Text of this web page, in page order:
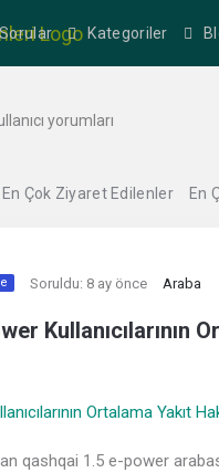
Sorular Kategoriler
yorumları
En Çok Ziyaret Edilenler En
Soruldu: 8 ay önce Araba
Kullanıcılarının
qashqai 1.5 e-power